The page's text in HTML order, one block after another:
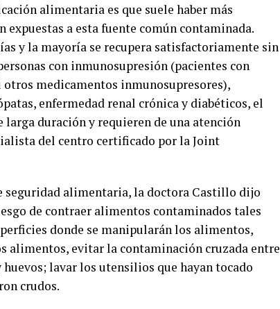
alimentaria es que suele haber más
expuestas a esta fuente común contaminada.
y la mayoría se recupera satisfactoriamente sin
con inmunosupresión (pacientes con
medicamentos inmunosupresores),
enfermedad renal crónica y diabéticos, el
larga duración y requieren de una atención
del centro certificado por la Joint
seguridad alimentaria, la doctora Castillo dijo
de contraer alimentos contaminados tales
donde se manipularán los alimentos,
alimentos, evitar la contaminación cruzada entre
lavar los utensilios que hayan tocado
crudos.